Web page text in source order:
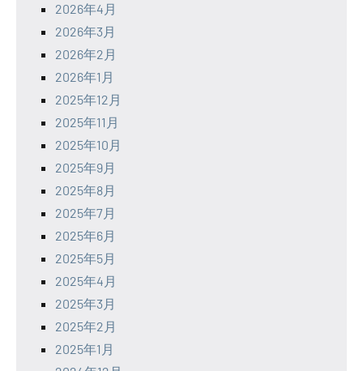
2026年4月
2026年3月
2026年2月
2026年1月
2025年12月
2025年11月
2025年10月
2025年9月
2025年8月
2025年7月
2025年6月
2025年5月
2025年4月
2025年3月
2025年2月
2025年1月